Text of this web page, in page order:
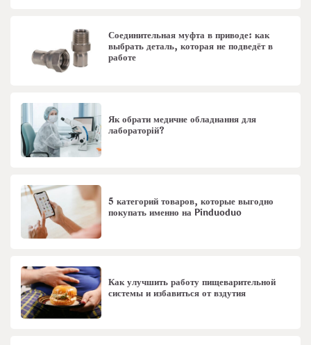
Соединительная муфта в приводе: как
выбрать деталь, которая не подведёт в
работе
Як обрати медичне обладнання для
лабораторій?
5 категорий товаров, которые выгодно
покупать именно на Pinduoduo
Как улучшить работу пищеварительной
системы и избавиться от вздутия